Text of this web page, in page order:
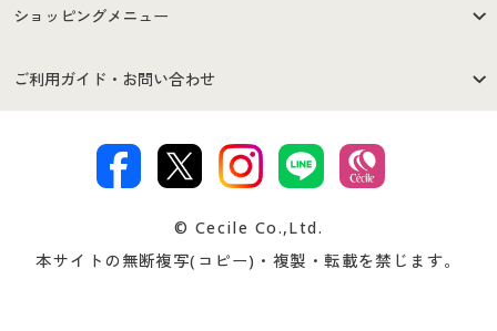
はじめての方へ
セシールご利用規約
著作権・商標について 会社案内
ショッピングメニュー
商品カテゴリ
プレゼント＆キャンペーン サイトマップ
ご利用ガイド・お問い合わせ
交換・返品は お支払は
ついて
忘れの場合
© Cecile Co.,Ltd.
本サイトの無断複写(コピー)・複製・転載を禁じます。